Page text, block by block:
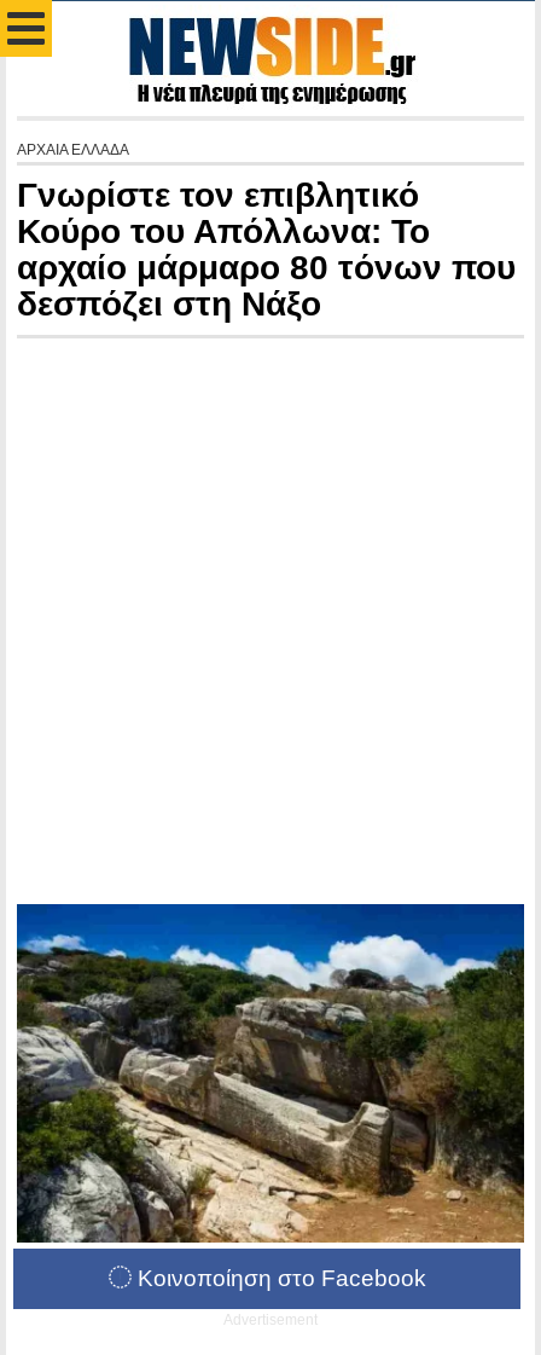
ΑΡΧΑΙΑ ΕΛΛΑΔΑ
Γνωρίστε τον επιβλητικό
Κούρο του Απόλλωνα: Το
αρχαίο μάρμαρο 80 τόνων που
δεσπόζει στη Νάξο
Κοινοποίηση στο Facebook
Advertisement